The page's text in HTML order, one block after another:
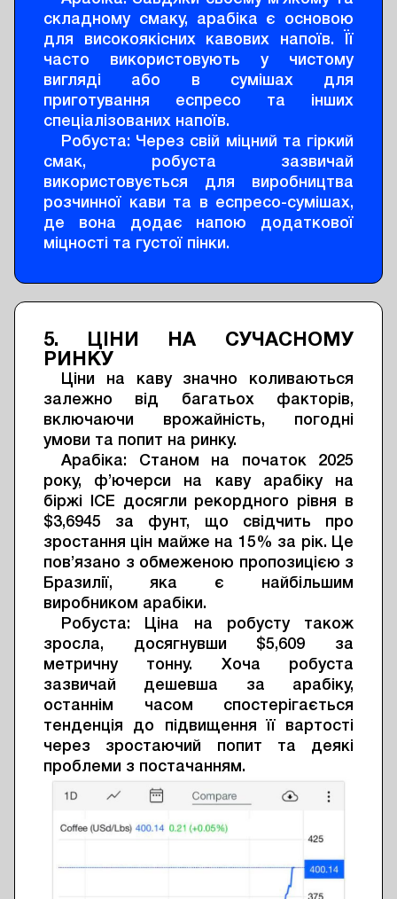
складному смаку, арабіка є основою
для високоякісних кавових напоїв. Її
часто використовують у чистому
вигляді або в сумішах для
приготування еспресо та інших
спеціалізованих напоїв.
Робуста: Через свій міцний та гіркий
смак, робуста зазвичай
використовується для виробництва
розчинної кави та в еспресо-сумішах,
де вона додає напою додаткової
міцності та густої пінки.
5. ЦІНИ НА СУЧАСНОМУ
РИНКУ
Ціни на каву значно коливаються
залежно від багатьох факторів,
включаючи врожайність, погодні
умови та попит на ринку.
Арабіка: Станом на початок 2025
року, ф’ючерси на каву арабіку на
біржі ICE досягли рекордного рівня в
$3,6945 за фунт, що свідчить про
зростання цін майже на 15% за рік. Це
пов’язано з обмеженою пропозицією з
Бразилії, яка є найбільшим
виробником арабіки.
Робуста: Ціна на робусту також
зросла, досягнувши $5,609 за
метричну тонну. Хоча робуста
зазвичай дешевша за арабіку,
останнім часом спостерігається
тенденція до підвищення її вартості
через зростаючий попит та деякі
проблеми з постачанням.